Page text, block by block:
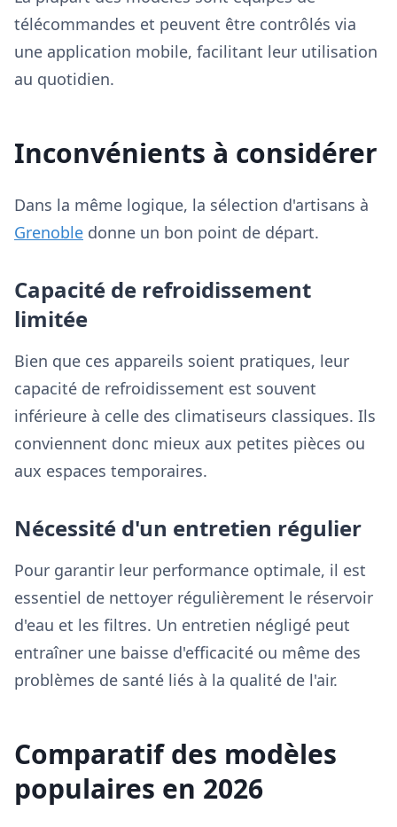
télécommandes et peuvent être contrôlés via
une application mobile, facilitant leur utilisation
au quotidien.
Inconvénients à considérer
Dans la même logique, la sélection d'artisans à
Grenoble donne un bon point de départ.
Capacité de refroidissement
limitée
Bien que ces appareils soient pratiques, leur
capacité de refroidissement est souvent
inférieure à celle des climatiseurs classiques. Ils
conviennent donc mieux aux petites pièces ou
aux espaces temporaires.
Nécessité d'un entretien régulier
Pour garantir leur performance optimale, il est
essentiel de nettoyer régulièrement le réservoir
d'eau et les filtres. Un entretien négligé peut
entraîner une baisse d'efficacité ou même des
problèmes de santé liés à la qualité de l'air.
Comparatif des modèles
populaires en 2026